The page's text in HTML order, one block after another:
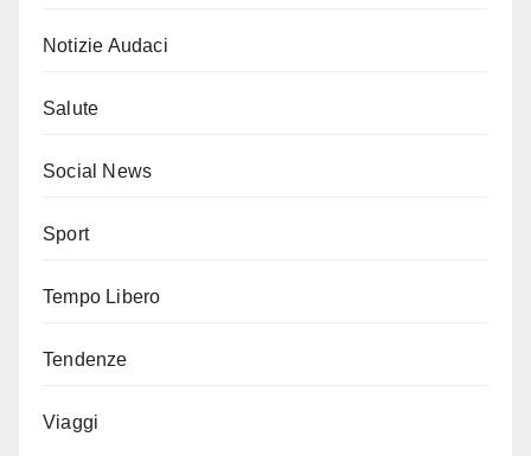
Notizie Audaci
Salute
Social News
Sport
Tempo Libero
Tendenze
Viaggi